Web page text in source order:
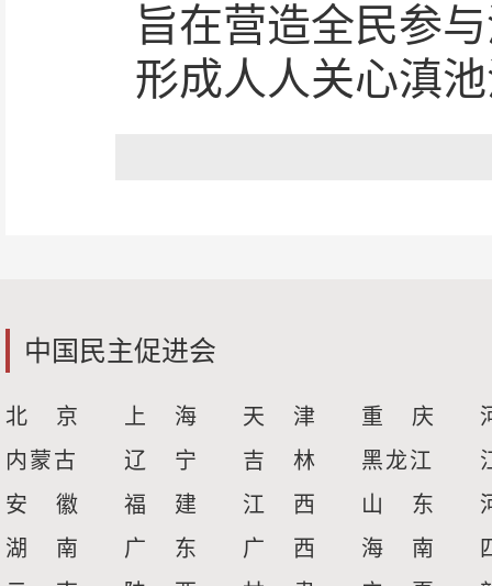
旨在营造全民参
形成人人关心滇
中国民主促进会
北 京 上 海 天 津 重 庆
内蒙古
辽 宁 吉 林 黑龙江
安 徽
福 建 江 西 山 东
湖 南
广 东 广 西 海 南